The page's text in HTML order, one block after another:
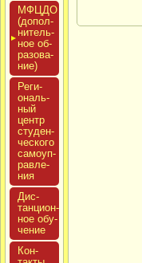
МФЦДО
(до­пол­
ни­тель­
ное об­
ра­зова­
ние)
Реги­
ональ­
ный
центр
сту­ден­
ческо­го
са­мо­уп­
равле­
ния
Дис­
танци­он­
ное обу­
чение
Кон­